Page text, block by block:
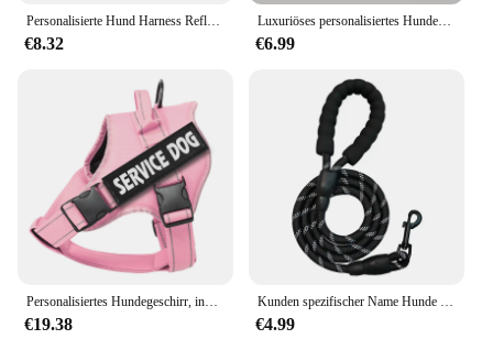
€8.32
Luxuriöses personalisiertes Hundehalsband-Geschirr-Leinen-Set nach Maß, individuelles Logo abnehmbares Hundefliege-Halsband, Hundehalsband-Leine zum Selbermachen
€6.99
€19.38 €4.99